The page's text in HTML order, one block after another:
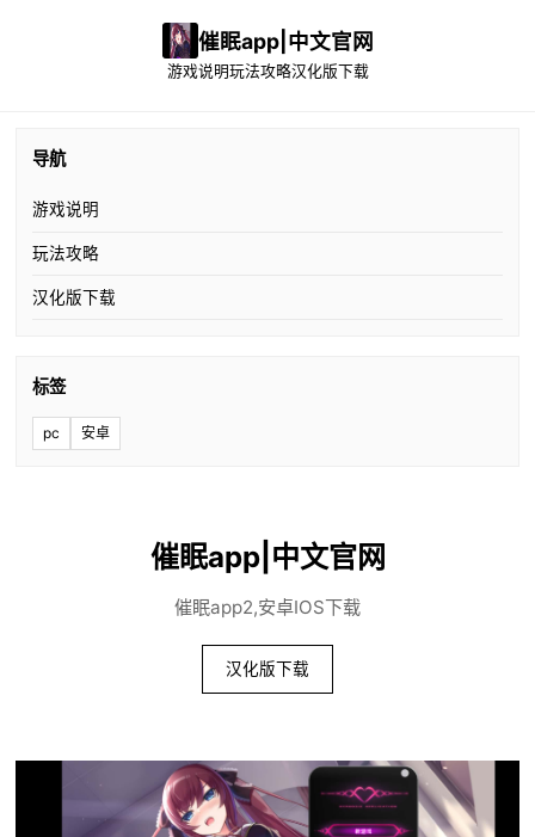
催眠app|中文官网
游戏说明玩法攻略汉化版下载
导航
游戏说明
玩法攻略
汉化版下载
标签
pc 安卓
催眠app|中文官网
催眠app2,安卓IOS下载
汉化版下载